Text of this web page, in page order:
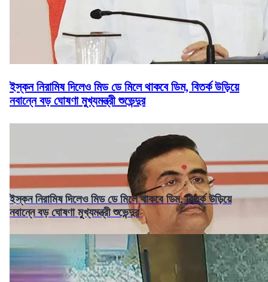
ইস্কন নিরামিষ দিলেও মিড ডে মিলে থাকবে ডিম, বিতর্ক উড়িয়ে
নবান্নে বড় ঘোষণা মুখ্যমন্ত্রী শুভেন্দুর
ইস্কন নিরামিষ দিলেও মিড ডে মিলে থাকবে ডিম, বিতর্ক উড়িয়ে
নবান্নে বড় ঘোষণা মুখ্যমন্ত্রী শুভেন্দুর